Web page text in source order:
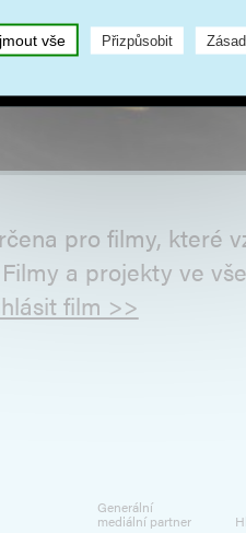
pro filmy, které
a projekty ve
film >>
Generální
mediální partner
vše Přizpůsobit